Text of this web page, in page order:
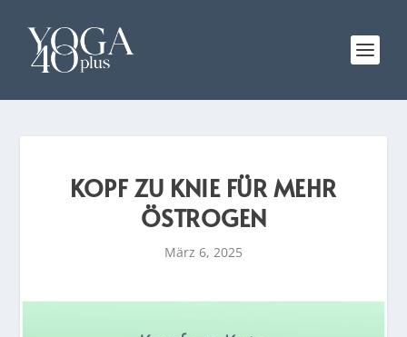
KOPF ZU KNIE FÜR MEHR
ÖSTROGEN
März 6, 2025